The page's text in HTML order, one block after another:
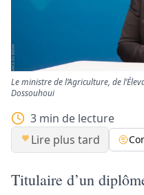
Le ministre de l’Agriculture, de
Dossouhoui
3 min de lecture
Lire plus tard
Titulaire d’un